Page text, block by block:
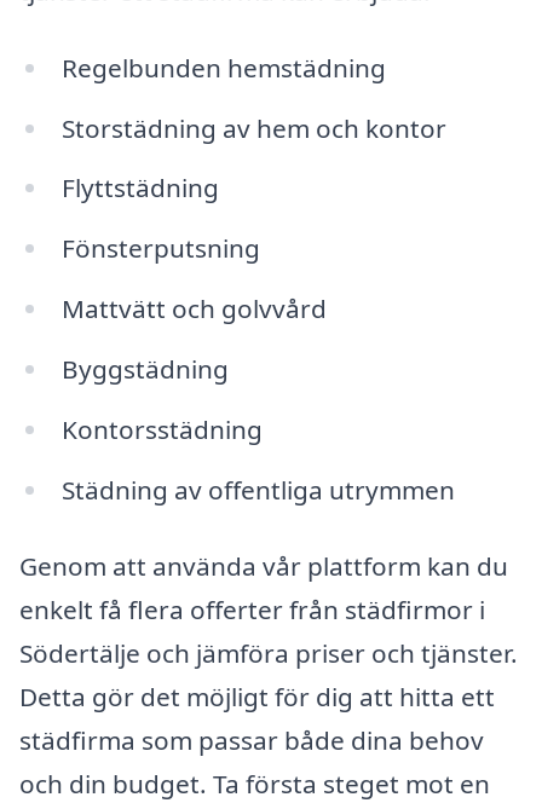
Regelbunden hemstädning
Storstädning av hem och kontor
Flyttstädning
Fönsterputsning
Mattvätt och golvvård
Byggstädning
Kontorsstädning
Städning av offentliga utrymmen
Genom att använda vår plattform kan du
enkelt få flera offerter från städfirmor i
Södertälje och jämföra priser och tjänster.
Detta gör det möjligt för dig att hitta ett
städfirma som passar både dina behov
och din budget. Ta första steget mot en